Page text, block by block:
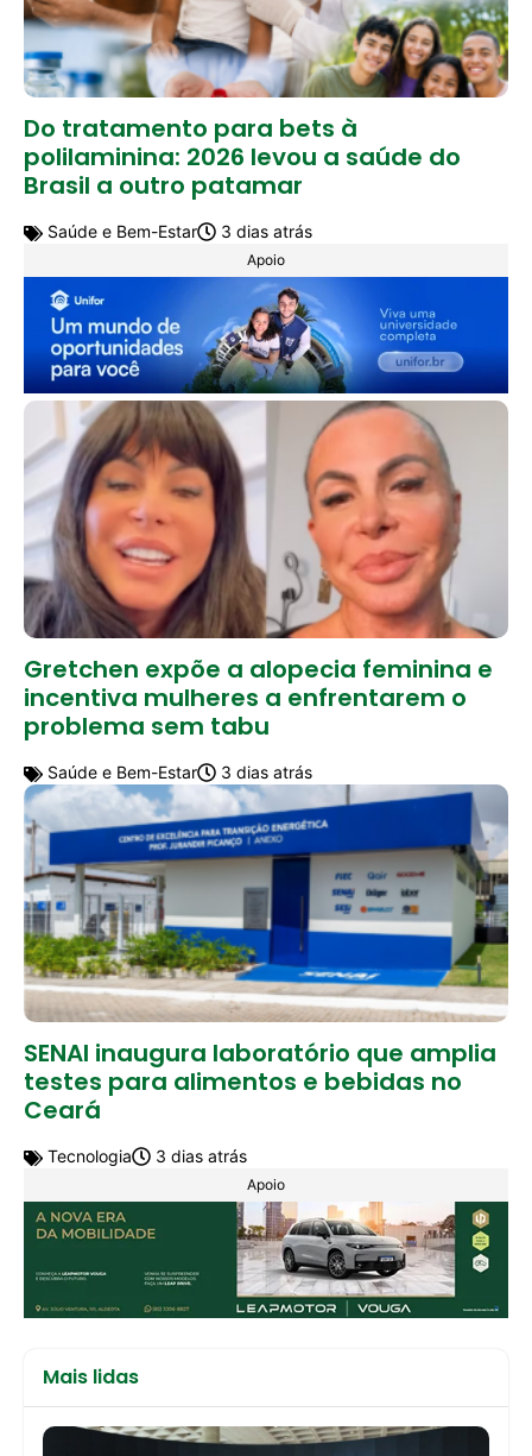
Do tratamento para bets à
polilaminina: 2026 levou a saúde do
Brasil a outro patamar
Saúde e Bem-Estar 3 dias atrás
Apoio
Gretchen expõe a alopecia feminina e
incentiva mulheres a enfrentarem o
problema sem tabu
Saúde e Bem-Estar 3 dias atrás
SENAI inaugura laboratório que amplia
testes para alimentos e bebidas no
Ceará
Tecnologia 3 dias atrás
Apoio
Mais lidas